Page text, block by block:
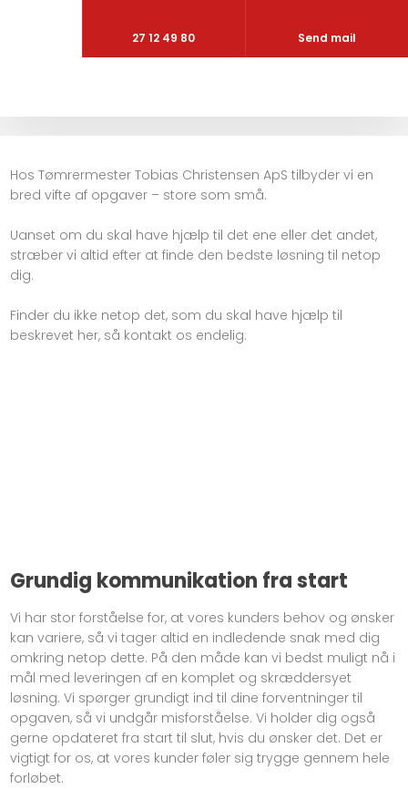
27 12 49 80 Send mail
Hos Tømrermester Tobias Christensen ApS tilbyder vi en
bred vifte af opgaver – store som små.
Uanset om du skal have hjælp til det ene eller det andet,
stræber vi altid efter at finde den bedste løsning til netop
dig.
Finder du ikke netop det, som du skal have hjælp til
beskrevet her, så kontakt os endelig.​
Grundig kommunikation fra start
Vi har stor forståelse for, at vores kunders behov og ønsker
kan variere, så vi tager altid en indledende snak med dig
omkring netop dette. På den måde kan vi bedst muligt nå i
mål med leveringen af en komplet og skræddersyet
løsning. Vi spørger grundigt ind til dine forventninger til
opgaven, så vi undgår misforståelse. Vi holder dig også
gerne opdateret fra start til slut, hvis du ønsker det. Det er
vigtigt for os, at vores kunder føler sig trygge gennem hele
forløbet.